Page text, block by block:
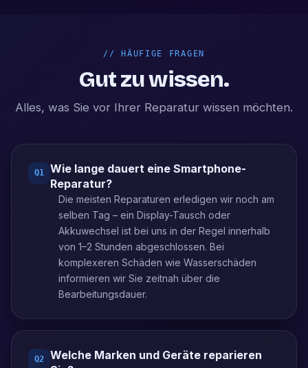
// HÄUFIGE FRAGEN
Gut zu wissen.
Alles, was Sie vor Ihrer Reparatur wissen möchten.
Q1
Wie lange dauert eine Smartphone-
Reparatur?
Die meisten Reparaturen erledigen wir noch am
selben Tag – ein Display-Tausch oder
Akkuwechsel ist bei uns in der Regel innerhalb
von 1–2 Stunden abgeschlossen. Bei
komplexeren Schäden wie Wasserschäden
informieren wir Sie zeitnah über die
Bearbeitungsdauer.
Q2
Welche Marken und Geräte reparieren